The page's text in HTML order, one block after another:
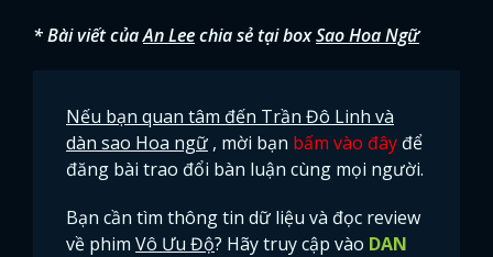
* Bài viết củaAn Leechia sẻ tại boxSao Hoa Ngữ
Nếu bạn quan tâm đến Trần Đô Linh và
dàn sao Hoa ngữ , mời bạn bấm vào đây để
đăng bài trao đổi bàn luận cùng mọi người.
Bạn cần tìm thông tin dữ liệu và đọc review
về phim Vô Ưu Độ? Hãy truy cập vào DAN